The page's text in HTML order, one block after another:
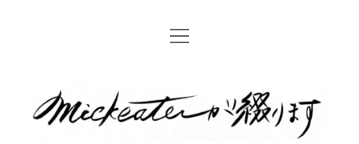
Home
open
mickeater
が